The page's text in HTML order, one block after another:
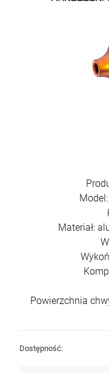
Krótkie spodnie
Badlands Tan
Materiał:
Powierzchnia
Dostępność: